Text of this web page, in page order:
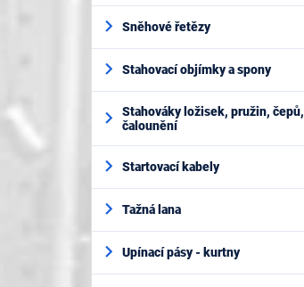
Sněhové řetězy
Stahovací objímky a spony
Stahováky ložisek, pružin, čepů,
čalounění
Startovací kabely
Tažná lana
Upínací pásy - kurtny